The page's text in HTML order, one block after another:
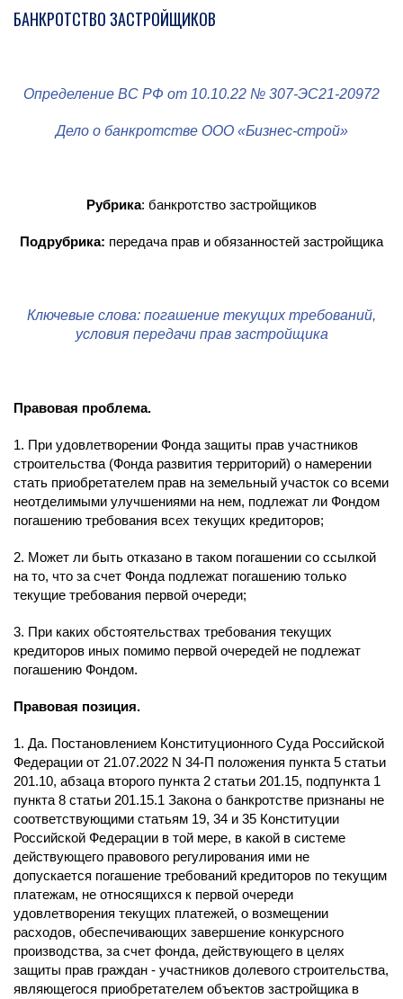
БАНКРОТСТВО ЗАСТРОЙЩИКОВ
Определение ВС РФ от 10.10.22 № 307-ЭС21-20972
Дело о банкротстве ООО «Бизнес-строй»
Рубрика: банкротство застройщиков
Подрубрика: передача прав и обязанностей застройщика
Ключевые слова: погашение текущих требований,
условия передачи прав застройщика
Правовая проблема.
1. При удовлетворении Фонда защиты прав участников
строительства (Фонда развития территорий) о намерении
стать приобретателем прав на земельный участок со всеми
неотделимыми улучшениями на нем, подлежат ли Фондом
погашению требования всех текущих кредиторов;
2. Может ли быть отказано в таком погашении со ссылкой
на то, что за счет Фонда подлежат погашению только
текущие требования первой очереди;
3. При каких обстоятельствах требования текущих
кредиторов иных помимо первой очередей не подлежат
погашению Фондом.
Правовая позиция.
1. Да. Постановлением Конституционного Суда Российской
Федерации от 21.07.2022 N 34-П положения пункта 5 статьи
201.10, абзаца второго пункта 2 статьи 201.15, подпункта 1
пункта 8 статьи 201.15.1 Закона о банкротстве признаны не
соответствующими статьям 19, 34 и 35 Конституции
Российской Федерации в той мере, в какой в системе
действующего правового регулирования ими не
допускается погашение требований кредиторов по текущим
платежам, не относящихся к первой очереди
удовлетворения текущих платежей, о возмещении
расходов, обеспечивающих завершение конкурсного
производства, за счет фонда, действующего в целях
защиты прав граждан - участников долевого строительства,
являющегося приобретателем объектов застройщика в